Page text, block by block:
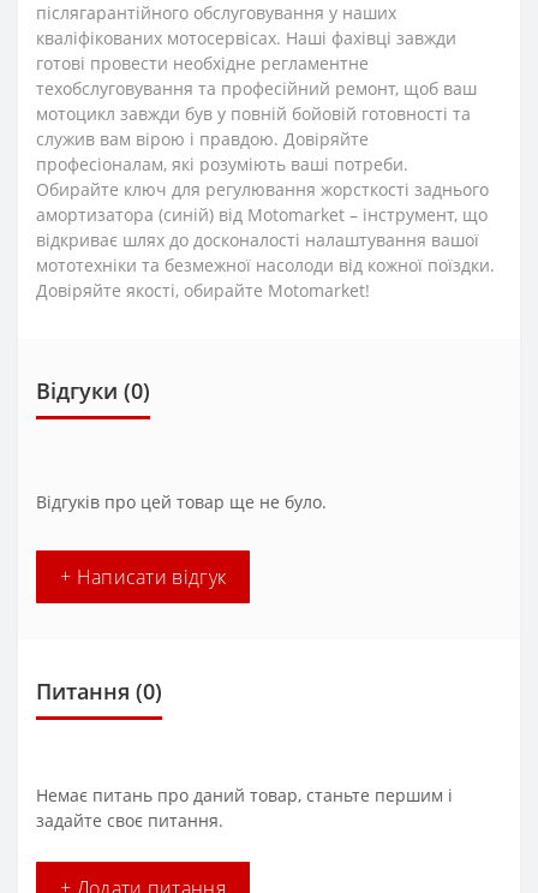
післягарантійного обслуговування у наших
кваліфікованих мотосервісах. Наші фахівці завжди
готові провести необхідне регламентне
техобслуговування та професійний ремонт, щоб ваш
мотоцикл завжди був у повній бойовій готовності та
служив вам вірою і правдою. Довіряйте
професіоналам, які розуміють ваші потреби.
Обирайте ключ для регулювання жорсткості заднього
амортизатора (синій) від Motomarket – інструмент, що
відкриває шлях до досконалості налаштування вашої
мототехніки та безмежної насолоди від кожної поїздки.
Довіряйте якості, обирайте Motomarket!
Відгуки (0)
Відгуків про цей товар ще не було.
+ Написати відгук
Питання (0)
Немає питань про даний товар, станьте першим і
задайте своє питання.